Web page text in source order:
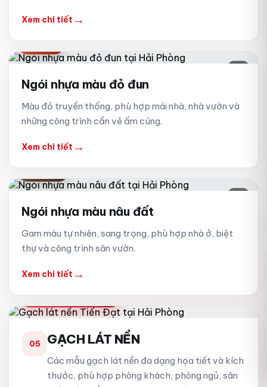
Xem chi tiết →
Ngói nhựa màu đỏ đun
Màu đỏ truyền thống, phù hợp mái nhà, nhà vườn và
những công trình cần vẻ ấm cúng.
Xem chi tiết →
Ngói nhựa màu nâu đất
Gam màu tự nhiên, sang trọng, phù hợp nhà ở, biệt
thự và công trình sân vườn.
Xem chi tiết →
SẢN PHẨM HOÀN THIỆN
05 GẠCH LÁT NỀN
Các mẫu gạch lát nền đa dạng họa tiết và kích
thước, phù hợp phòng khách, phòng ngủ, sân